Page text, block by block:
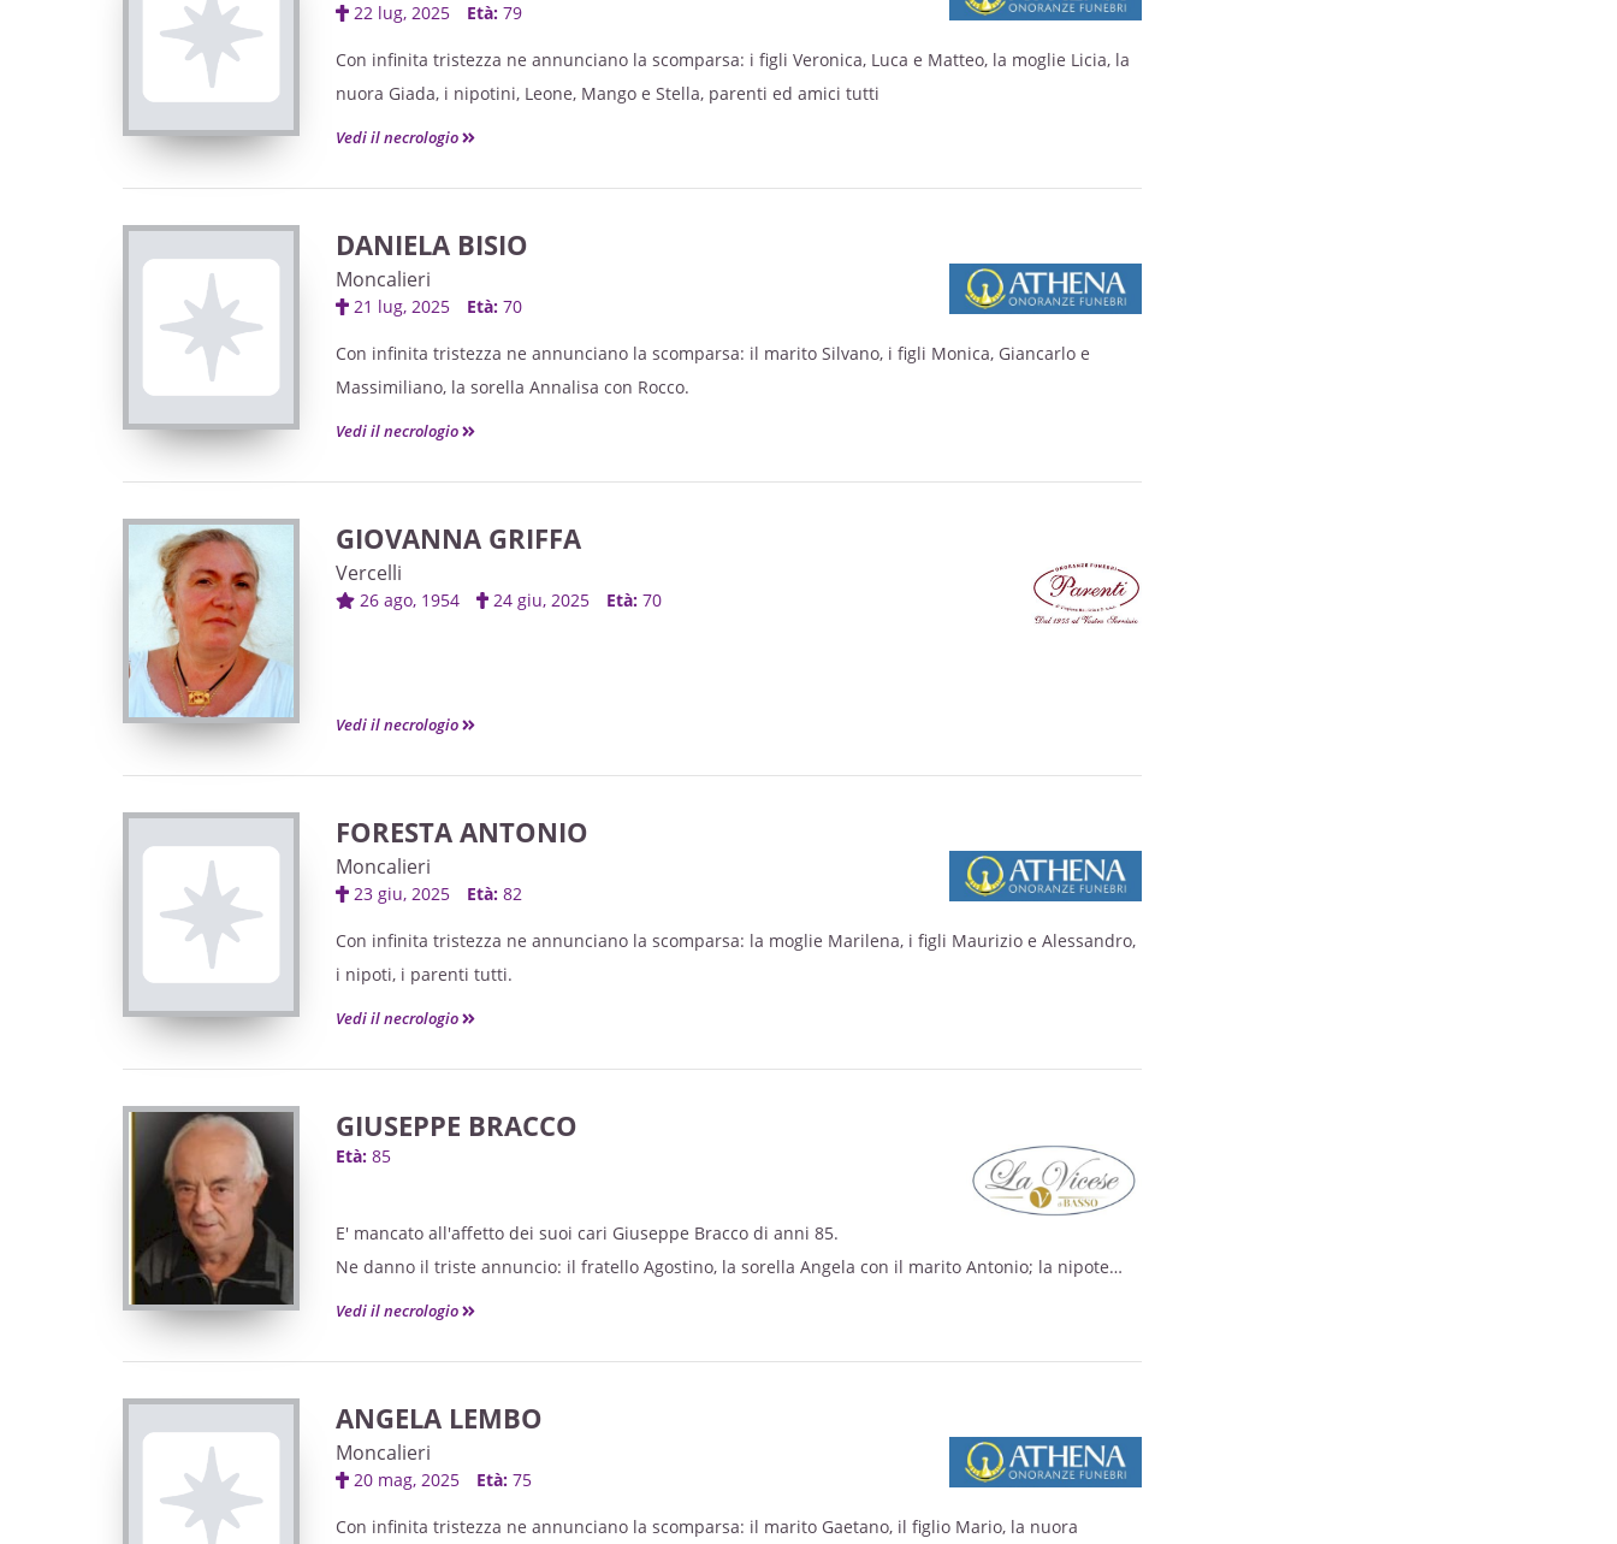
22 lug, 2025 Età:79
Con infinita tristezza ne annunciano la scomparsa: i figli Veronica, Luca e Matteo, la moglie Licia, la
nuora Giada, i nipotini, Leone, Mango e Stella, parenti ed amici tutti
Vedi il necrologio
DANIELA BISIO
Moncalieri
21 lug, 2025 Età:70
Con infinita tristezza ne annunciano la scomparsa: il marito Silvano, i figli Monica, Giancarlo e
Massimiliano, la sorella Annalisa con Rocco.
Vedi il necrologio
GIOVANNA GRIFFA
Vercelli
26 ago, 1954 24 giu, 2025 Età: 70
Vedi il necrologio
FORESTA ANTONIO
Moncalieri
23 giu, 2025 Età:82
Con infinita tristezza ne annunciano la scomparsa: la moglie Marilena, i figli Maurizio e Alessandro,
i nipoti, i parenti tutti.
Vedi il necrologio
GIUSEPPE BRACCO
Età: 85
E' mancato all'affetto dei suoi cari Giuseppe Bracco di anni 85.
Ne danno il triste annuncio: il fratello Agostino, la sorella Angela con il marito Antonio; la nipote
Elisa col marito Alessandro, cugini e parenti tutti.
Revigliasco, 86 Moncalieri, partendo dall'hospice Cornaglia di Carignano alle ore 14,20.
Dopo le esequie il caro Giuseppe sarà accompagnato al Tempio Crematorio di Magliano Alpi e le
ceneri riposeranno nella tomba di famiglia nel cimitero di San Quintino di Mondovi.
I familiari intendono ringraziare: la dott.ssa Antonella Marchisio e il personale tutto dell'hospice
Vedi il necrologio
ANGELA LEMBO
Moncalieri
20 mag, 2025 Età:75
Con infinita tristezza ne annunciano la scomparsa: il marito Gaetano, il figlio Mario, la nuora